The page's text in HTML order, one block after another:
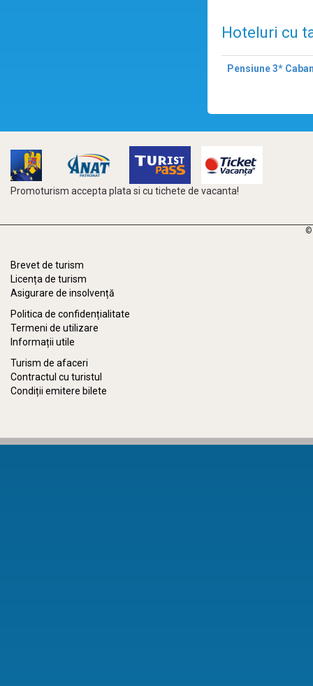
Hoteluri cu
Pensiune 3*
Promoturism accepta plata si cu tichete de vacanta!
©
Brevet de turism
Licența de turism
Asigurare de insolvență
Politica de confidențialitate
Termeni de utilizare
Informații utile
Turism de afaceri
Contractul cu turistul
Condiții emitere bilete